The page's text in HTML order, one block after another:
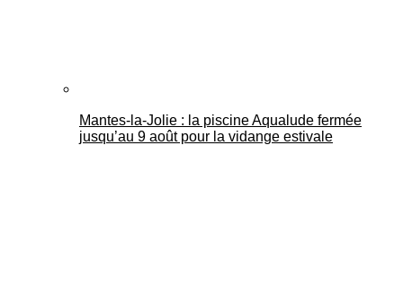
Mantes-la-Jolie : la piscine Aqualude fermée
jusqu’au 9 août pour la vidange estivale